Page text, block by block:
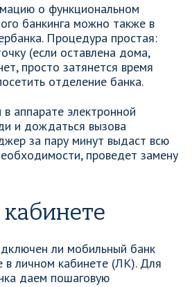
о функциональном
банкинга можно также в
Процедура простая:
(если оставлена дома,
просто затянется время
отделение банка.
аппарате электронной
и дождаться вызова
за пару минут выдаст всю
проведет замену
ли мобильный банк
в личном кабинете (ЛК). Для
даем пошаговую